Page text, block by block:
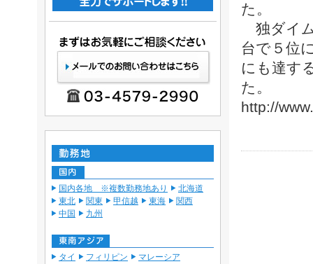
国内各地 ※複数勤務地あり
北海道
東北
関東 甲信越 東海
関西
中国
九州
タイ フィリピン
マレーシア
た。
独ダイ
台で５位
にも達す
た。
http://